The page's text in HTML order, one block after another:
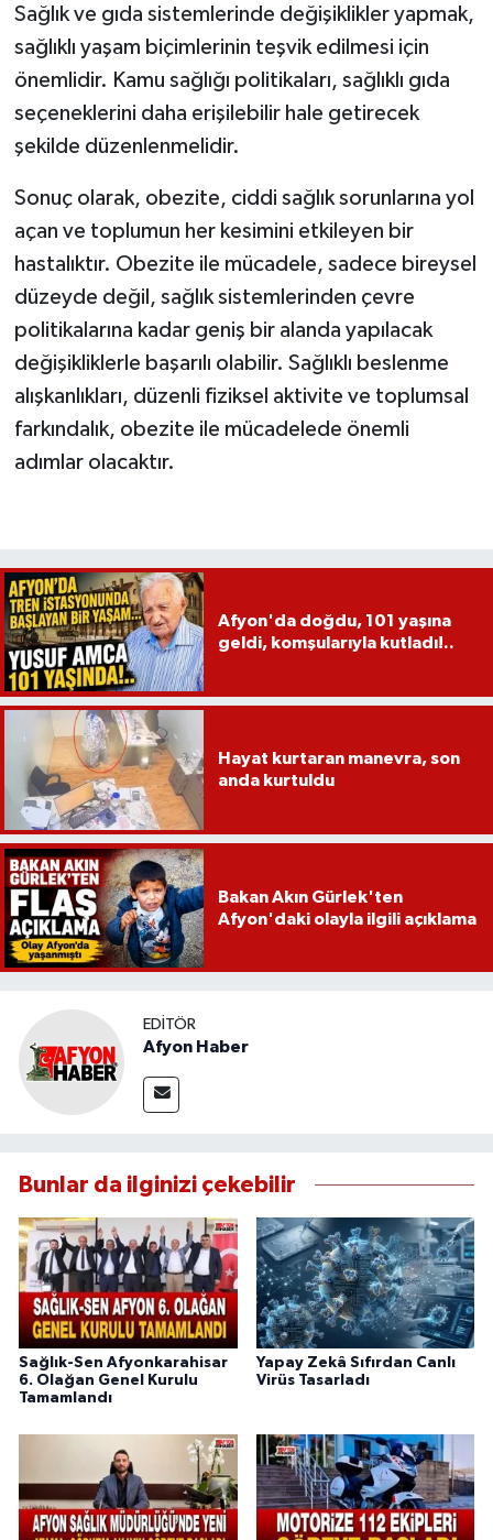
Sağlık ve gıda sistemlerinde değişiklikler yapmak,
sağlıklı yaşam biçimlerinin teşvik edilmesi için
önemlidir. Kamu sağlığı politikaları, sağlıklı gıda
seçeneklerini daha erişilebilir hale getirecek
şekilde düzenlenmelidir.
Sonuç olarak, obezite, ciddi sağlık sorunlarına yol
açan ve toplumun her kesimini etkileyen bir
hastalıktır. Obezite ile mücadele, sadece bireysel
düzeyde değil, sağlık sistemlerinden çevre
politikalarına kadar geniş bir alanda yapılacak
değişikliklerle başarılı olabilir. Sağlıklı beslenme
alışkanlıkları, düzenli fiziksel aktivite ve toplumsal
farkındalık, obezite ile mücadelede önemli
adımlar olacaktır.
Afyon'da doğdu, 101 yaşına
geldi, komşularıyla kutladı!..
Hayat kurtaran manevra, son
anda kurtuldu
Bakan Akın Gürlek'ten
Afyon'daki olayla ilgili açıklama
EDITÖR
Afyon Haber
Bunlar da ilginizi çekebilir
Sağlık-Sen Afyonkarahisar
6. Olağan Genel Kurulu
Tamamlandı
Yapay Zekâ Sıfırdan Canlı
Virüs Tasarladı